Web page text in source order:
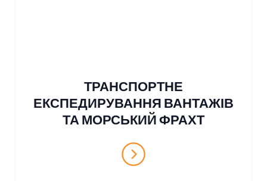
ТРАНСПОРТНЕ
ЕКСПЕДИРУВАННЯ ВАНТАЖІВ
ТА МОРСЬКИЙ ФРАХТ